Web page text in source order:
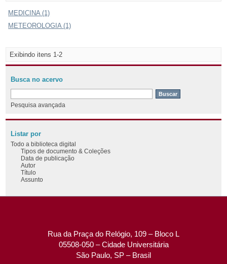
MEDICINA (1)
METEOROLOGIA (1)
Exibindo itens 1-2
Busca no acervo
Pesquisa avançada
Listar por
Todo a biblioteca digital
Tipos de documento & Coleções
Data de publicação
Autor
Título
Assunto
Rua da Praça do Relógio, 109 – Bloco L
05508-050 – Cidade Universitária
São Paulo, SP – Brasil